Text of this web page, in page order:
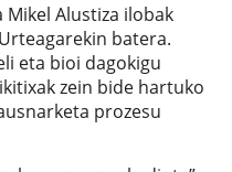
Mikel Alustiza ilobak
batera.
eta bioi dagokigu
zein bide hartuko
prozesu